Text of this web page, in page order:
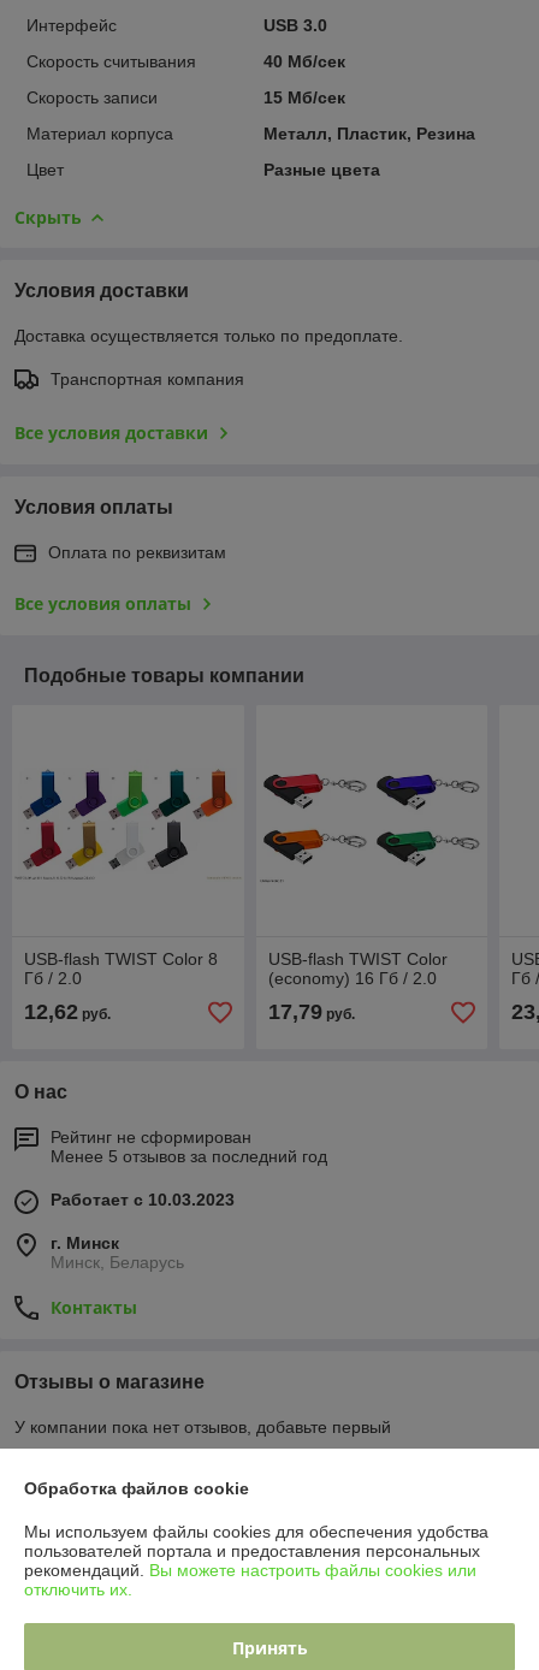
Интерфейс
USB 3.0
Скорость считывания
40 Мб/сек
Скорость записи
15 Мб/сек
Материал корпуса
Металл, Пластик, Резина
Цвет
Разные цвета
Скрыть
Условия доставки
Доставка осуществляется только по предоплате.
Транспортная компания
Все условия доставки
Условия оплаты
Оплата по реквизитам
Все условия оплаты
Подобные товары компании
USB-flash TWIST Color 8
Гб / 2.0
12,62 руб.
USB-flash TWIST Color
(economy) 16 Гб / 2.0
17,79руб.
Гб
О нас
Рейтинг не сформирован
Менее 5 отзывов за последний год
Работает с 10.03.2023
г. Минск
Минск, Беларусь
Контакты
Отзывы о магазине
У компании пока нет отзывов, добавьте первый
О нас
Контакты
Обработка файлов cookie
Мы используем файлы cookies для обеспечения удобства
пользователей портала и предоставления персональных
рекомендаций. Вы можете настроить файлы cookies или
отключить их.
Принять